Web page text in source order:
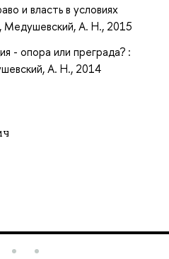
и власть в условиях
Медушевский, А. Н., 2015
- опора или преграда? :
А. Н., 2014